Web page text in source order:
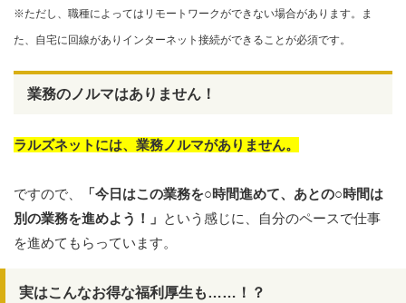
※ただし、職種によってはリモートワークができない場合があります。ま
た、自宅に回線がありインターネット接続ができることが必須です。
業務のノルマはありません！
ラルズネットには、業務ノルマがありません。
ですので、
「今日はこの業務を○時間進めて、あとの○時間は
別の業務を進めよう！」 という感じに、自分のペースで仕事
を進めてもらっています。
実はこんなお得な福利厚生も……！？